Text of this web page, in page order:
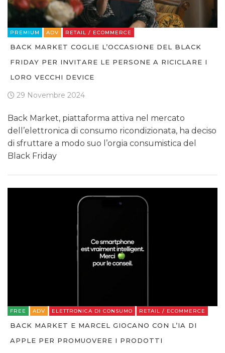
PREMIUM ADV RETAIL / ECOMMERCE
BACK MARKET COGLIE L’OCCASIONE DEL BLACK
FRIDAY PER INVITARE LE PERSONE A RICICLARE I
LORO VECCHI DEVICE
29 Novembre 2024
Back Market, piattaforma attiva nel mercato
dell’elettronica di consumo ricondizionata, ha deciso
di sfruttare a modo suo l’orgia consumistica del
Black Friday
FREE ADV ELETTRONICA DI CONSUMO RETAIL / ECOMMERCE
BACK MARKET E MARCEL GIOCANO CON L’IA DI
APPLE PER PROMUOVERE I PRODOTTI